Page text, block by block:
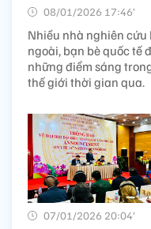
08/01/2026 17:46’
Nhiều nhà nghiên
ngoài, bạn bè quốc tế
những điểm sáng
thế giới thời gian qua.
07/01/2026 20:04’